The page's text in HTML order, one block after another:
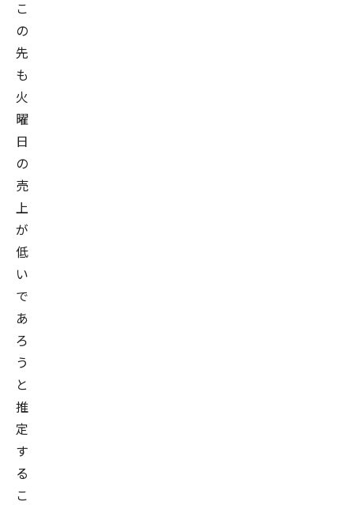
こ
の
先
も
火
曜
日
の
売
上
が
低
い
で
あ
ろ
う
と
推
定
す
る
こ